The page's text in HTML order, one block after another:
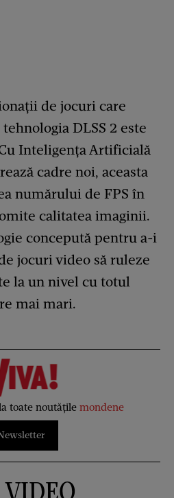
de jocuri care
DLSS 2 este
Inteligența Artificială
cadre noi, aceasta
numărului de FPS în
calitatea imaginii.
concepută pentru a-i
jocuri video să ruleze
la un nivel cu totul
mai mari.
toate noutățile mondene